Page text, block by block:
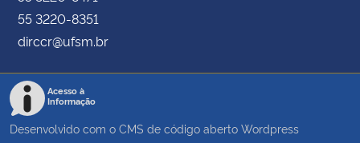
55 3220-8351
dirccr@ufsm.br
Acesso à
Informação
Desenvolvido com o CMS de código aberto Wordpress